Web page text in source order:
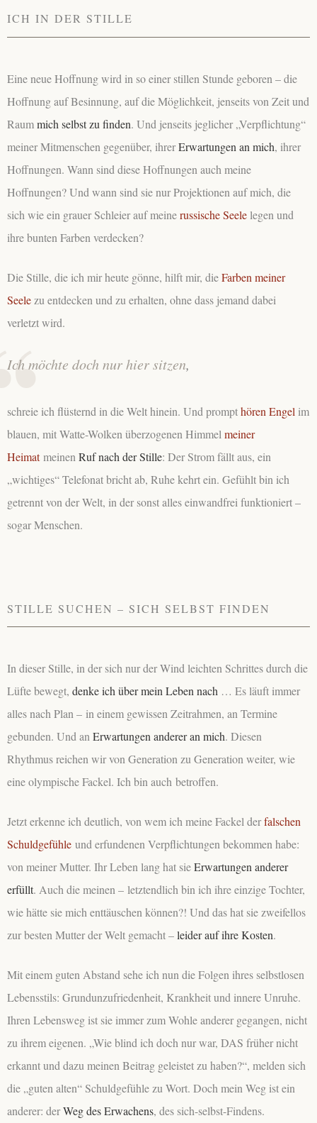
ICH IN DER STILLE
Eine neue Hoffnung wird in so einer stillen Stunde geboren – die
Hoffnung auf Besinnung, auf die Möglichkeit, jenseits von Zeit und
Raummich selbst zu finden. Und jenseits jeglicher „Verpflichtung“
meiner Mitmenschen gegenüber, ihrerErwartungen an mich, ihrer
Hoffnungen. Wann sind diese Hoffnungen auch meine
Hoffnungen? Und wann sind sie nur Projektionen auf mich, die
sich wie ein grauer Schleier auf meinerussische Seelelegen und
ihre bunten Farben verdecken?
Die Stille, die ich mir heute gönne, hilft mir, dieFarben meiner
Seele zu entdecken und zu erhalten, ohne dass jemand dabei
verletzt wird.
Ich möchte doch nur hier sitzen,
schreie ich flüsternd in die Welt hinein. Und prompthören Engel im
blauen, mit Watte-Wolken überzogenen Himmel meiner
Heimat meinen Ruf nach der Stille: Der Strom fällt aus, ein
„wichtiges“ Telefonat bricht ab, Ruhe kehrt ein. Gefühlt bin ich
getrennt von der Welt, in der sonst alles einwandfrei funktioniert –
sogar Menschen.
STILLE SUCHEN – SICH SELBST FINDEN
In dieser Stille, in der sich nur der Wind leichten Schrittes durch die
Lüfte bewegt, denke ich über mein Leben nach … Es läuft immer
alles nach Plan – in einem gewissen Zeitrahmen, an Termine
gebunden. Und an Erwartungen anderer an mich. Diesen
Rhythmus reichen wir von Generation zu Generation weiter, wie
eine olympische Fackel. Ich bin auch betroffen.
Jetzt erkenne ich deutlich, von wem ich meine Fackel derfalschen
Schuldgefühle und erfundenen Verpflichtungen bekommen habe:
von meiner Mutter. Ihr Leben lang hat sieErwartungen anderer
erfüllt. Auch die meinen – letztendlich bin ich ihre einzige Tochter,
wie hätte sie mich enttäuschen können?! Und das hat sie zweifellos
zur besten Mutter der Welt gemacht –leider auf ihre Kosten.
Mit einem guten Abstand sehe ich nun die Folgen ihres selbstlosen
Lebensstils: Grundunzufriedenheit, Krankheit und innere Unruhe.
Ihren Lebensweg ist sie immer zum Wohle anderer gegangen, nicht
zu ihrem eigenen. „Wie blind ich doch nur war, DAS früher nicht
erkannt und dazu meinen Beitrag geleistet zu haben?“, melden sich
die „guten alten“ Schuldgefühle zu Wort. Doch mein Weg ist ein
anderer: derWeg des Erwachens, des sich-selbst-Findens.